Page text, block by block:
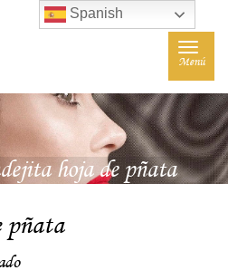
Toggle
Menú
hoja de pñata
pñata
Spanish